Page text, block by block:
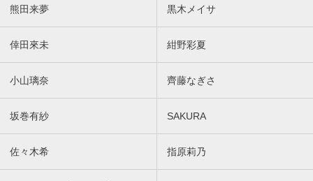
熊田来夢 黒木メイサ
倖田來未 紺野彩夏
小山璃奈 齊藤なぎさ
坂巻有紗 SAKURA
佐々木希 指原莉乃